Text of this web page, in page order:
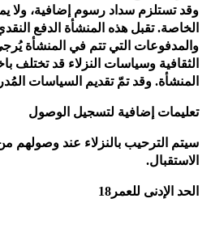
وقد تستلزم سداد رسوم إضافية، ولا
الخاصة. تقبل هذه المنشأة الدفع
والمدفوعات التي تتم في المنشأة يُرجى
الثقافية وسياسات النزلاء قد تختلف
المنشأة. وقد تمّ تقديم السياسات
تعليمات إضافية لتسجيل الوصول
سيتم الترحيب بالنزلاء عند
الاستقبال.
الحد الإدنى للعمر18